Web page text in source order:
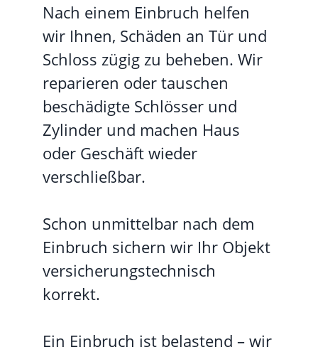
Nach einem Einbruch helfen
wir Ihnen, Schäden an Tür und
Schloss zügig zu beheben. Wir
reparieren oder tauschen
beschädigte Schlösser und
Zylinder und machen Haus
oder Geschäft wieder
verschließbar.
Schon unmittelbar nach dem
Einbruch sichern wir Ihr Objekt
versicherungstechnisch
korrekt.
Ein Einbruch ist belastend – wir